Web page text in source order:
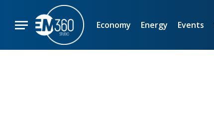
Economy Energy Events